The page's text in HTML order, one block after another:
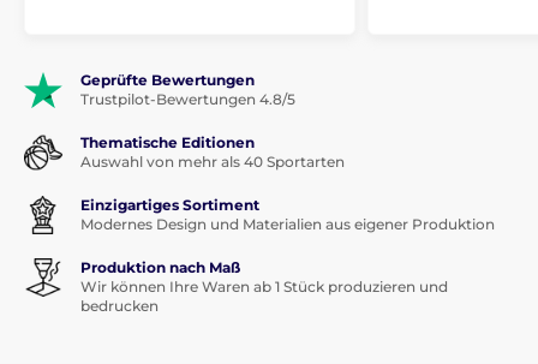
Geprüfte Bewertungen
Trustpilot-Bewertungen 4.8/5
Thematische Editionen
Auswahl von mehr als 40 Sportarten
Einzigartiges Sortiment
Modernes Design und Materialien aus eigener Produktion
Produktion nach Maß
Wir können Ihre Waren ab 1 Stück produzieren und
bedrucken